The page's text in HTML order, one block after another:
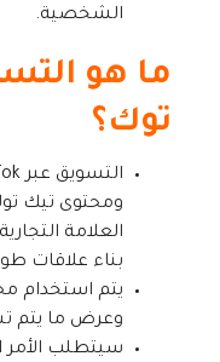
الشخصية.
ما هو
توك؟
ومحتوى تيك
العلامة
بناء علاقات
يتم استخدام
وعرض ما يتم
سيتطلب الأمر